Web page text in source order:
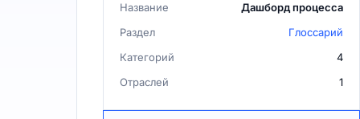
Название
Дашборд процесса
Раздел
Глоссарий
Категорий
4
Отраслей
1